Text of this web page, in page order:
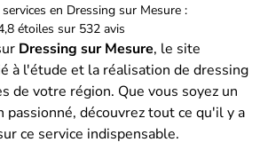
en Dressing sur Mesure :
étoiles sur 532 avis
Dressing sur Mesure, le site
à l'étude et la réalisation de dressing
de votre région. Que vous soyez un
passionné, découvrez tout ce qu'il y a
ce service indispensable.